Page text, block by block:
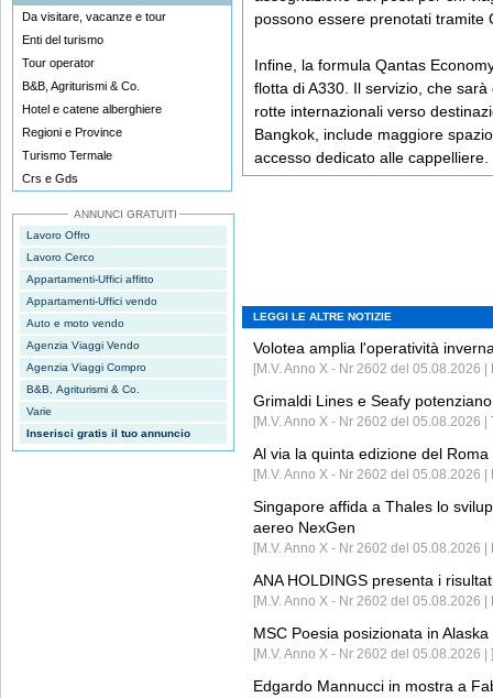
Da visitare, vacanze e tour
Enti del turismo
Tour operator
B&B, Agriturismi & Co.
Hotel e catene alberghiere
Regioni e Province
Turismo Termale
Crs e Gds
ANNUNCI GRATUITI
Lavoro Offro
Lavoro Cerco
Appartamenti-Uffici affitto
Appartamenti-Uffici vendo
Auto e moto vendo
Agenzia Viaggi Vendo
Agenzia Viaggi Compro
B&B, Agriturismi & Co.
Varie
Inserisci gratis il tuo annuncio
possono essere prenotati tramite
Infine, la formula Qantas
flotta di A330. Il servizio, che
rotte internazionali verso
Bangkok, include maggiore
accesso dedicato alle cappelliere.
LEGGI LE ALTRE NOTIZIE
Volotea amplia l'operatività
[M.V. Anno X - Nr 2602 del 05.08.2026 |
Grimaldi Lines e Seafy
[M.V. Anno X - Nr 2602 del 05.08.2026 |
Al via la quinta edizione del
[M.V. Anno X - Nr 2602 del 05.08.2026 |
Singapore affida a Thales lo
aereo NexGen
[M.V. Anno X - Nr 2602 del 05.08.2026
ANA HOLDINGS presenta i
[M.V. Anno X - Nr 2602 del 05.08.2026
MSC Poesia posizionata in
[M.V. Anno X - Nr 2602 del 05.08.2026 | ]
Edgardo Mannucci in mostra a